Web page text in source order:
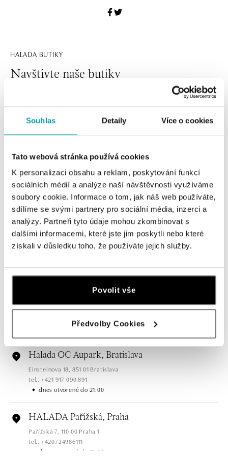
Souhlas Detaily Více o cookies
Tato webová stránka používá cookies
K personalizaci obsahu a reklam, poskytování funkcí
sociálních médií a analýze naší návštěvnosti využíváme
soubory cookie. Informace o tom, jak náš web používáte,
sdílíme se svými partnery pro sociální média, inzerci a
analýzy. Partneři tyto údaje mohou zkombinovat s
dalšími informacemi, které jste jim poskytli nebo které
získali v důsledku toho, že používáte jejich služby.
Povolit vše
Předvolby Cookies
HALADA BUTIKY
Navštívte naše butiky
Všetky Česko Slovensko
HALADA OC Eurovea, Bratislava
Pribinova 8, 811 09 Bratislava
HALADA OC Avion, Bratislava
Ivanská cesta 16, 821 04 Bratislava
dnes otvorené do 21:00
Halada OC Aupark, Bratislava
Einsteinova 18, 851 01 Bratislava
tel.: +421 917 090 891
dnes otvorené do 21:00
HALADA Pařížská, Praha
Pařížská 7, 110 00 Praha 1
tel.: +420724986111
dnes otvorené do 19:00